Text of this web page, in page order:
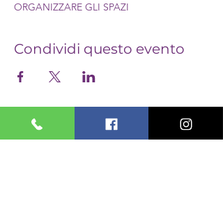
ORGANIZZARE GLI SPAZI
Condividi questo evento
PASSIONI